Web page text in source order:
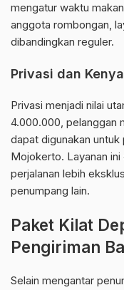
mengatur waktu
anggota rombongan,
dibandingkan reguler.
Privasi dan
Privasi menjadi nilai
4.000.000, pelanggan
dapat digunakan
Mojokerto. Layanan
perjalanan lebih
penumpang lain.
Paket Kilat
Pengiriman
Selain mengantar